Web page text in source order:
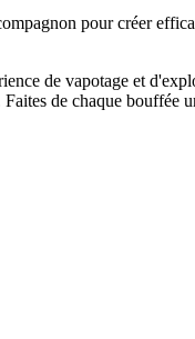
pour créer
de vapotage et
de chaque bouffée